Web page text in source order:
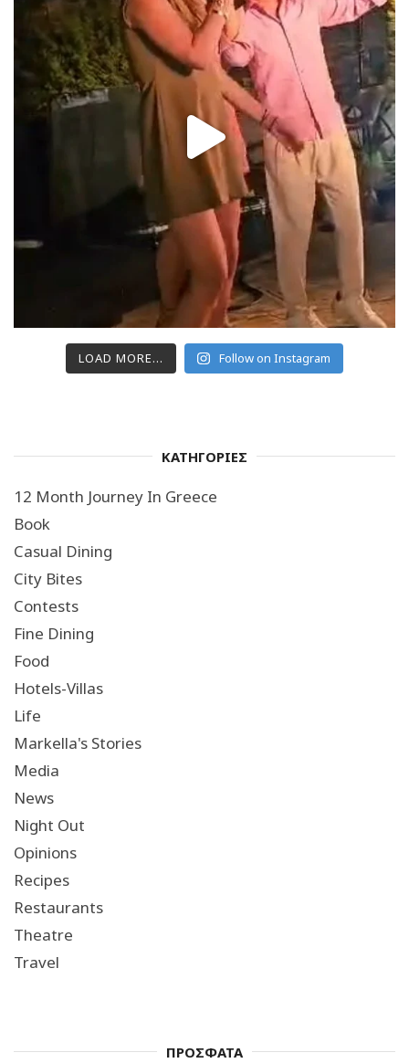
LOAD MORE... Follow on Instagram
ΚΑΤΗΓΟΡΙΕΣ
12 Month Journey In Greece
Book
Casual Dining
City Bites
Contests
Fine Dining
Food
Hotels-Villas
Life
Markella's Stories
Media
News
Night Out
Opinions
Recipes
Restaurants
Theatre
Travel
ΠΡΟΣΦΑΤΑ